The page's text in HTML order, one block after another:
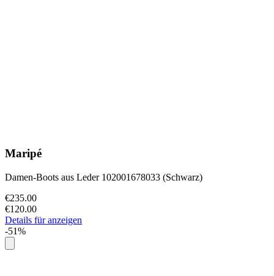
Maripé
Damen-Boots aus Leder 102001678033 (Schwarz)
€235.00
€120.00
Details für anzeigen
-51%